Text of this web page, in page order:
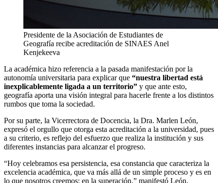
Presidente de la Asociación de Estudiantes de
Geografía recibe acreditación de SINAES Anel
Kenjekeeva
La académica hizo referencia a la pasada manifestación por la
autonomía universitaria para explicar que “nuestra libertad está
inexplicablemente ligada a un territorio” y que ante esto,
geografía aporta una visión integral para hacerle frente a los distintos
rumbos que toma la sociedad.
Por su parte, la Vicerrectora de Docencia, la Dra. Marlen León,
expresó el orgullo que otorga esta acreditación a la universidad, pues
a su criterio, es reflejo del esfuerzo que realiza la institución y sus
diferentes instancias para alcanzar el progreso.
“Hoy celebramos esa persistencia, esa constancia que caracteriza la
excelencia académica, que va más allá de un simple proceso y es en
lo que nosotros creemos: en la superación.” manifestó León.